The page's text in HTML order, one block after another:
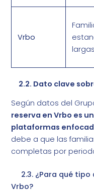
Vrbo
largas
2.2. Dato clave
Según datos del
reserva en Vrbo es
plataformas
debe a que las
completas por
2.3. ¿Para qué tipo
Vrbo?